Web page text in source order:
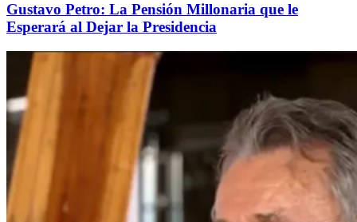
Gustavo Petro: La Pensión Millonaria que le
Esperará al Dejar la Presidencia